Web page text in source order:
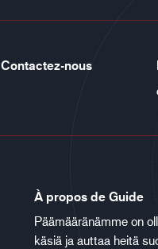
Contactez-nous
À propos de Guide
Päämääränämme on
käsiä ja auttaa heitä